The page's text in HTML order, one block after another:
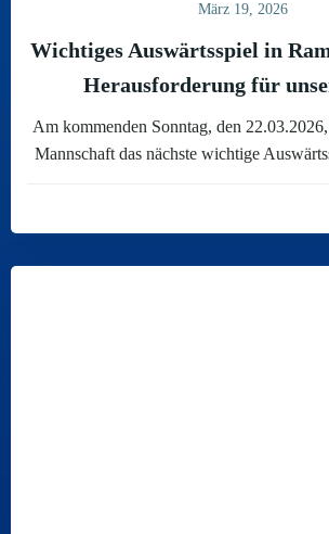
März 19, 2026
Wichtiges Auswärtsspiel in
Herausforderung für
Am kommenden Sonntag, den
Mannschaft das nächste wichtige